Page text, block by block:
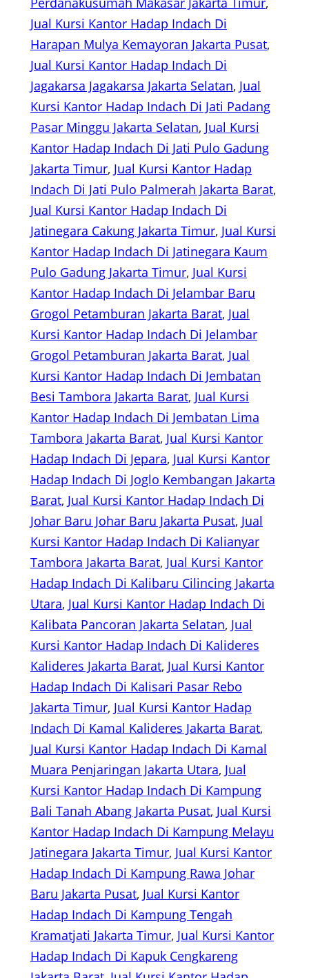
Jual Kursi Kantor Hadap Indach Di
Harapan Mulya Kemayoran Jakarta Pusat
Jual Kursi Kantor Hadap Indach Di
Jagakarsa Jagakarsa Jakarta Selatan, Jual
Kursi Kantor Hadap Indach Di Jati Padang
Pasar Minggu Jakarta Selatan, Jual Kursi
Kantor Hadap Indach Di Jati Pulo Gadung
Jakarta Timur, Jual Kursi Kantor Hadap
Indach Di Jati Pulo Palmerah Jakarta Barat
Jual Kursi Kantor Hadap Indach Di
Jatinegara Cakung Jakarta Timur, Jual Kursi
Kantor Hadap Indach Di Jatinegara Kaum
Pulo Gadung Jakarta Timur, Jual Kursi
Kantor Hadap Indach Di Jelambar Baru
Grogol Petamburan Jakarta Barat, Jual
Kursi Kantor Hadap Indach Di Jelambar
Grogol Petamburan Jakarta Barat, Jual
Kursi Kantor Hadap Indach Di Jembatan
Besi Tambora Jakarta Barat, Jual Kursi
Kantor Hadap Indach Di Jembatan Lima
Tambora Jakarta Barat, Jual Kursi Kantor
Hadap Indach Di Jepara, Jual Kursi Kantor
Hadap Indach Di Joglo Kembangan Jakarta
Barat, Jual Kursi Kantor Hadap Indach Di
Johar Baru Johar Baru Jakarta Pusat, Jual
Kursi Kantor Hadap Indach Di Kalianyar
Tambora Jakarta Barat, Jual Kursi Kantor
Hadap Indach Di Kalibaru Cilincing Jakarta
Utara, Jual Kursi Kantor Hadap Indach Di
Kalibata Pancoran Jakarta Selatan, Jual
Kursi Kantor Hadap Indach Di Kalideres
Kalideres Jakarta Barat, Jual Kursi Kantor
Hadap Indach Di Kalisari Pasar Rebo
Jakarta Timur, Jual Kursi Kantor Hadap
Indach Di Kamal Kalideres Jakarta Barat
Jual Kursi Kantor Hadap Indach Di Kamal
Muara Penjaringan Jakarta Utara, Jual
Kursi Kantor Hadap Indach Di Kampung
Bali Tanah Abang Jakarta Pusat, Jual Kursi
Kantor Hadap Indach Di Kampung Melayu
Jatinegara Jakarta Timur, Jual Kursi Kantor
Hadap Indach Di Kampung Rawa Johar
Baru Jakarta Pusat, Jual Kursi Kantor
Hadap Indach Di Kampung Tengah
Kramatjati Jakarta Timur, Jual Kursi Kantor
Hadap Indach Di Kapuk Cengkareng